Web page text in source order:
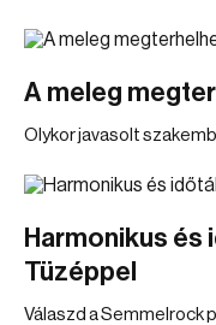
A meleg
Olykor javasolt
Harmonikus és
Tüzéppel
Válaszd a Semmelrock